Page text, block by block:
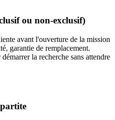
ou non-exclusif)
avant l'ouverture de la mission
garantie de remplacement.
la recherche sans attendre